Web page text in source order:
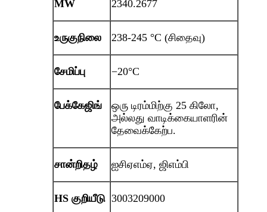
MW 2340.2677
உருகுநிலை 238-245 °C (சிதைவு)
சேமிப்பு −20°C
பேக்கேஜிங்
ஒரு டிரம்மிற்கு 25 கிலோ,
அல்லது வாடிக்கையாளரின்
தேவைக்கேற்ப.
சான்றிதழ் ஐசிஏஎம்ஏ, ஜிஎம்பி
HS குறியீடு 3003209000